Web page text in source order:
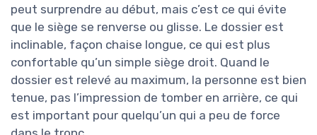
peut surprendre au début, mais c’est ce qui évite
que le siège se renverse ou glisse. Le dossier est
inclinable, façon chaise longue, ce qui est plus
confortable qu’un simple siège droit. Quand le
dossier est relevé au maximum, la personne est bien
tenue, pas l’impression de tomber en arrière, ce qui
est important pour quelqu’un qui a peu de force